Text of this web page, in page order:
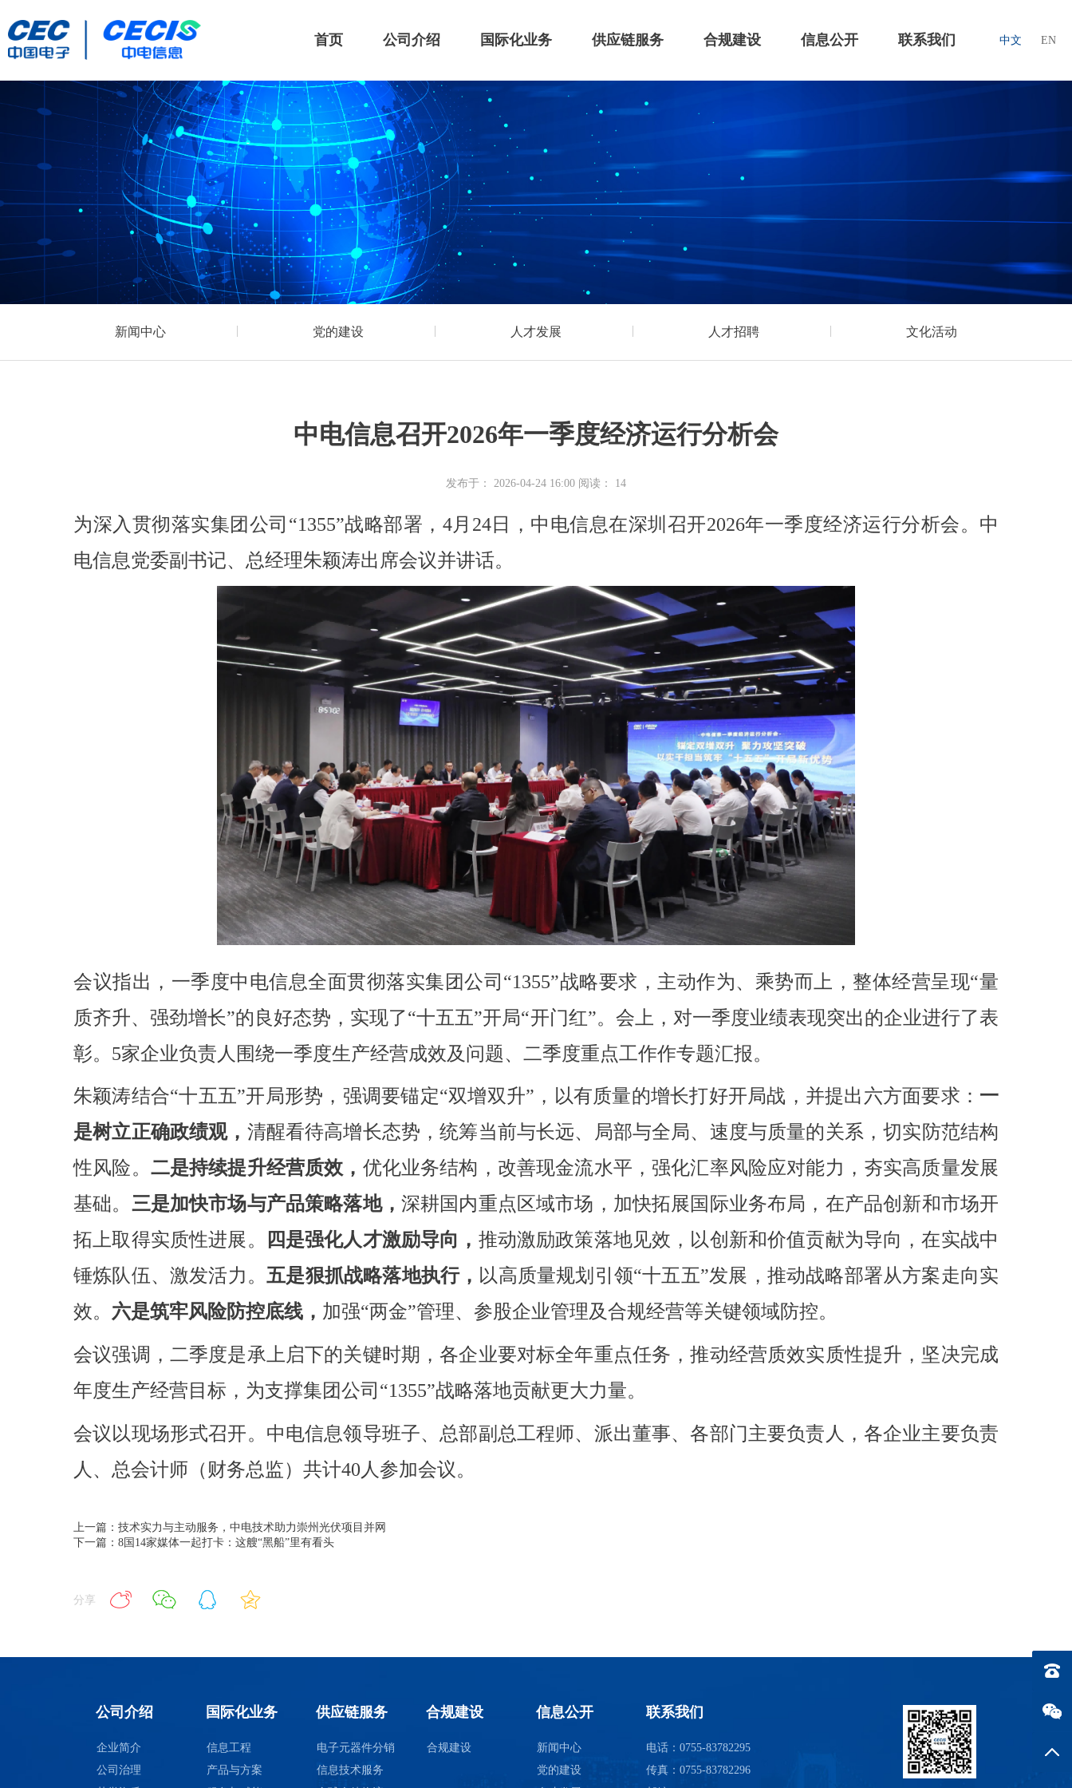
首页 公司介绍 国际化业务 供应链服务 合规建设 信息公开 联系我们 中文 EN
新闻中心 党的建设 人才发展 人才招聘 文化活动
中电信息召开2026年一季度经济运行分析会
发布于： 2026-04-24 16:00 阅读： 14
为深入贯彻落实集团公司“1355”战略部署，4月24日，中电信息在深圳召开2026年一季度经济运行分析会。中
电信息党委副书记、总经理朱颖涛出席会议并讲话。
会议指出，一季度中电信息全面贯彻落实集团公司“1355”战略要求，主动作为、乘势而上，整体经营呈现“量
质齐升、强劲增长”的良好态势，实现了“十五五”开局“开门红”。会上，对一季度业绩表现突出的企业进行了表
彰。5家企业负责人围绕一季度生产经营成效及问题、二季度重点工作作专题汇报。
朱颖涛结合“十五五”开局形势，强调要锚定“双增双升”，以有质量的增长打好开局战，并提出六方面要求： 一
是树立正确政绩观， 清醒看待高增长态势，统筹当前与长远、局部与全局、速度与质量的关系，切实防范结构
性风险。 二是持续提升经营质效， 优化业务结构，改善现金流水平，强化汇率风险应对能力，夯实高质量发展
基础。 三是加快市场与产品策略落地， 深耕国内重点区域市场，加快拓展国际业务布局，在产品创新和市场开
拓上取得实质性进展。
四是强化人才激励导向， 推动激励政策落地见效，以创新和价值贡献为导向，在实战中
锤炼队伍、激发活力。五是狠抓战略落地执行， 以高质量规划引领“十五五”发展，推动战略部署从方案走向实
效。 六是筑牢风险防控底线， 加强“两金”管理、参股企业管理及合规经营等关键领域防控。
会议强调，二季度是承上启下的关键时期，各企业要对标全年重点任务，推动经营质效实质性提升，坚决完成
年度生产经营目标，为支撑集团公司“1355”战略落地贡献更大力量。
会议以现场形式召开。中电信息领导班子、总部副总工程师、派出董事、各部门主要负责人，各企业主要负责
人、总会计师（财务总监）共计40人参加会议。
上一篇：技术实力与主动服务，中电技术助力崇州光伏项目并网
下一篇：8国14家媒体一起打卡：这艘“黑船”里有看头
分享
公司介绍
企业简介
公司治理
国际化业务
信息工程
产品与方案
供应链服务
电子元器件分销
信息技术服务
合规建设
合规建设
信息公开
新闻中心
党的建设
联系我们
电话：0755-83782295
传真：0755-83782296
电话
返回